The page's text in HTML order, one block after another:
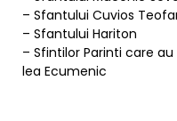
– Sfantului Cuvios
– Sfantului Hariton
– Sfintilor Parinti care
lea Ecumenic